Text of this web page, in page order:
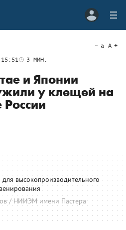
3 МИН.
a A
и Японии
у клещей на
высокопроизводительного
/ НИИЭМ имени Пастера